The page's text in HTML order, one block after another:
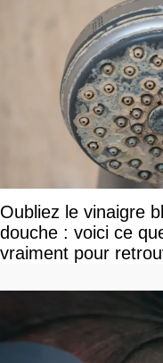
Oubliez le vinaigre
douche : voici ce
vraiment pour